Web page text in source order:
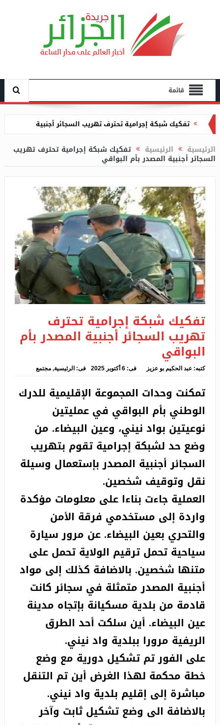
قائمة
الإطاحة بأشخاص يحترفون استخراج الكنوز بتيسمسيلت
إشراف بشير على تنصيب خير الدين بن عيسى مكلفا
بتسيير الأمانة العامة لوزارة الصناعة
إشراف أرحاب على الدخول التكويني لدورة أكتوبر 2025
جمارك عنابة تحجز 130 محرك سيارات غير مصرّح بها
إشراف شايب وبداري على لقاء افتراضي مع طلبة الجالية
المقيمين بمنطقة اوروبا الشمالية
غاز سخان الماء ينهي حياة امرأتين بحي السلام بسعيدة
نشوب حريق في محل تجاري يخلف قتيلين وثلاث مصابين
عرقاب يستقبل سفير سلطنة عمان
تفكيك شبكة إجرامية تحترف تهريب السجائر أجنبية
المصدر بأم البواقي
الرئيسية الرئيسية تفكيك شبكة إجرامية تحترف تهريب
السجائر أجنبية المصدر بأم البواقي
تفكيك شبكة إجرامية تحترف
تهريب السجائر أجنبية المصدر بأم
البواقي
كتبه: عبد الحكيم بو عزيز فى: 6 أكتوبر 2025 فى: الرئيسية, مجتمع
تمكنت وحدات المجموعة الإقليمية للدرك
الوطني بأم البواقي في عمليتين
نوعيتين بواد نيني، وعين البيضاء. من
وضع حد لشبكة إجرامية تقوم بتهريب
السجائر أجنبية المصدر بإستعمال وسيلة
نقل وتوقيف شخصين.
العملية جاءت بناءا على معلومات مؤكدة
واردة إلى مستخدمي فرقة الأمن
والتحري بعين البيضاء. عن مرور سيارة
سياحية تحمل ترقيم الولاية تحمل على
متنها شخصين. بالاضافة كذلك إلى مواد
أجنبية المصدر متمثلة في سجائر كانت
قادمة من بلدية مسكيانة بإتجاه مدينة
عين البيضاء. أين سلكت أحد الطرق
الريفية مرورا ببلدية واد نيني.
على الفور تم تشكيل دورية مع وضع
خطة محكمة لهذا الغرض أين تم التنقل
مباشرة إلى إقليم بلدية واد نيني.
بالاضافة الى وضع تشكيل ثابت وآخر